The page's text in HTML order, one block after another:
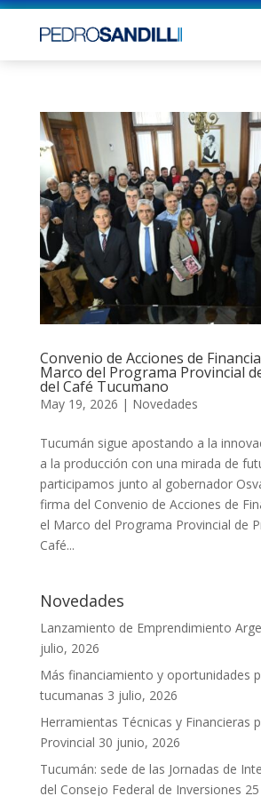
Convenio de Acciones de
Marco del Programa Provincial
del Café Tucumano
May 19, 2026 | Novedades
Tucumán sigue apostando a la
a la producción con una mirada de
participamos junto al gobernador
firma del Convenio de Acciones de
el Marco del Programa Provincial de
Café...
Novedades
Lanzamiento de Emprendimiento
julio, 2026
Más financiamiento y oportunidades
tucumanas 3 julio, 2026
Herramientas Técnicas y Financieras
Provincial 30 junio, 2026
Tucumán: sede de las Jornadas de
del Consejo Federal de Inversiones